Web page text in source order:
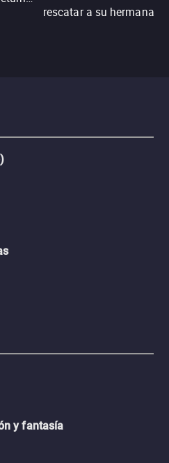
rescatar a su hermana
y fantasía